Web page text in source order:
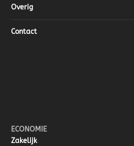
Overig
Contact
ECONOMIE
Zakelijk